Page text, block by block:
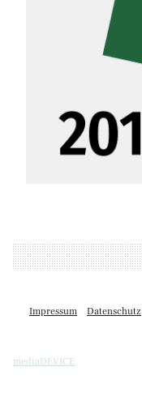
Impressum Datenschutz
mediaDEVICE